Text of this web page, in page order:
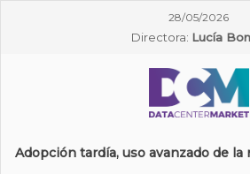
28/05/2026
Directora: Lucía
Adopción tardía, uso avanzado de la